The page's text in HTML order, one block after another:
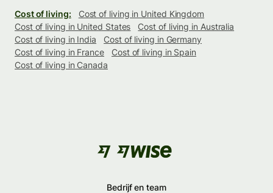
Cost of living:
Cost of living in United Kingdom
Cost of living in United States
Cost of living in Australia
Cost of living in India
Cost of living in Germany
Cost of living in France
Cost of living in Spain
Cost of living in Canada
Bedrijf en team